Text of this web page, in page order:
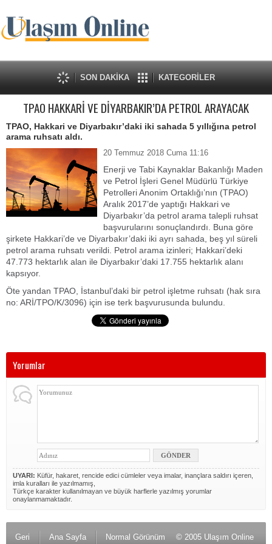
SON DAKİKA KATEGORİLER
TPAO HAKKARİ VE DİYARBAKIR’DA PETROL ARAYACAK
TPAO, Hakkari ve Diyarbakır’daki iki sahada 5 yıllığına petrol
arama ruhsatı aldı.
20 Temmuz 2018 Cuma 11:16
Enerji ve Tabi Kaynaklar Bakanlığı Maden
ve Petrol İşleri Genel Müdürlü Türkiye
Petrolleri Anonim Ortaklığı’nın (TPAO)
Aralık 2017’de yaptığı Hakkari ve
Diyarbakır’da petrol arama talepli ruhsat
başvurularını sonuçlandırdı. Buna göre
şirkete Hakkari’de ve Diyarbakır’daki iki ayrı sahada, beş yıl süreli
petrol arama ruhsatı verildi. Petrol arama izinleri; Hakkari’deki
47.773 hektarlık alan ile Diyarbakır’daki 17.755 hektarlık alanı
kapsıyor.
Öte yandan TPAO, İstanbul’daki bir petrol işletme ruhsatı (hak sıra
no: ARİ/TPO/K/3096) için ise terk başvurusunda bulundu.
Yorumlar
UYARI: Küfür, hakaret, rencide edici cümleler veya imalar, inançlara saldırı içeren,
imla kuralları ile yazılmamış,
Türkçe karakter kullanılmayan ve büyük harflerle yazılmış yorumlar
onaylanmamaktadır.
Geri Ana Sayfa Normal Görünüm © 2005 Ulaşım Online